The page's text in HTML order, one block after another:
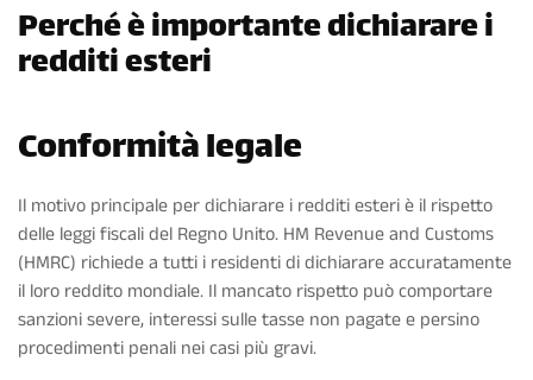
Perché è importante dichiarare i
redditi esteri
Conformità legale
Il motivo principale per dichiarare i redditi esteri è il rispetto
delle leggi fiscali del Regno Unito. HM Revenue and Customs
(HMRC) richiede a tutti i residenti di dichiarare accuratamente
il loro reddito mondiale. Il mancato rispetto può comportare
sanzioni severe, interessi sulle tasse non pagate e persino
procedimenti penali nei casi più gravi.